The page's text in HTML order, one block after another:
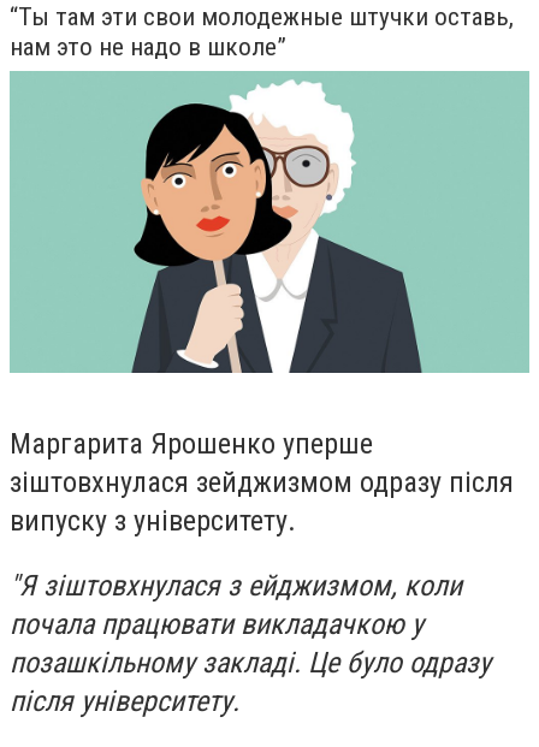
“Ты там эти свои молодежные штучки оставь,
нам это не надо в школе”
Маргарита Ярошенко уперше
зіштовхнулася зейджизмом одразу після
випуску з університету.
"Я зіштовхнулася з ейджизмом, коли
почала працювати викладачкою у
позашкільному закладі. Це було одразу
після університету.